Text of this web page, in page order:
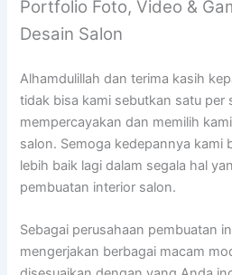
Portfolio Foto, Video &
Desain Salon
Alhamdulillah dan terima kasih
tidak bisa kami sebutkan satu per
mempercayakan dan memilih
salon. Semoga kedepannya kami
lebih baik lagi dalam segala hal
pembuatan interior salon.
Sebagai perusahaan pembuatan
mengerjakan berbagai macam